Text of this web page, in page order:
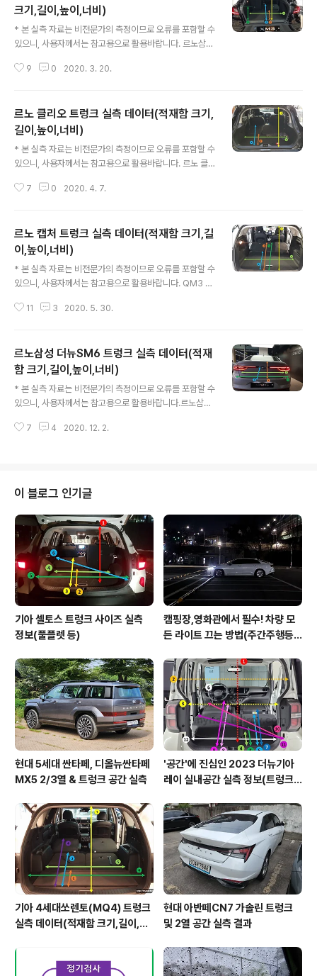
크기,길이,높이,너비)
* 본 실측 자료는 비전문가의 측정이므로 오류를 포함할 수
있으니, 사용자께서는 참고용으로 활용바랍니다. 르노삼성
래사진에 표시된 순서대로 나열되어 있습니다. 1. 르노삼성
3 트렁크 깊이 (풀플렛, 2열시트 폴딩) : 약 159cm 4. 르
노삼성 XM3 트렁크 너비 : 약 100cm 5. 르노삼성 XM3
트렁크 높이 (입구쪽, 가장 낮은 부분) : 약 30cm 6. 르노
삼성 XM3 트렁크 2단 적재함 깊이 : 약 15cm
9 0 2020. 3. 20.
르노 클리오 트렁크 실측 데이터(적재함 크기,
길이,높이,너비)
* 본 실측 자료는 비전문가의 측정이므로 오류를 포함할 수
있으니, 사용자께서는 참고용으로 활용바랍니다. 르노 클
래사진에 표시된 순서대로 나열되어 있습니다. 1. 르노 클
(2열 폴딩) : 122cm 4. 르노 클리오 트렁크 너비 : 100c
m
7 0 2020. 4. 7.
르노 캡처 트렁크 실측 데이터(적재함 크기,길
이,높이,너비)
* 본 실측 자료는 비전문가의 측정이므로 오류를 포함할 수
있으니, 사용자께서는 참고용으로 활용바랍니다. QM3 후
의 2열시트 슬라이딩이 가능한데아래에서 2열 폴딩한 상
함 크기,길이,높이,너비) 아래사진에 표시된 순서대로 나열
되어 있습니다. 1. 르노 캡처 트렁크 적재함 높이 ▼ : 63 c
m 2. 르노 캡처 트렁크 깊이 (순수 적재공간) ▼ : 67 cm
3. 르노 캡처 트렁크 트렁크 깊이 (2열 폴딩) ▼ : 130 cm
4. 르노 캡처 트렁크 너비 ▼ : 101 cm 5. 르노 캡처 트렁
크 하단 트레이 깊이 ▼ : 18 cm 6. 르노..
11 3 2020. 5. 30.
르노삼성 더뉴SM6 트렁크 실측 데이터(적재
함 크기,길이,높이,너비)
* 본 실측 자료는 비전문가의 측정이므로 오류를 포함할 수
있으니, 사용자께서는 참고용으로 활용바랍니다.르노삼성
니 트렁크를 열고 찍은 사진이 없어서 차량 외형으로 사진
열되어 있습니다. 1. 르노삼성 더뉴SM6 트렁크 높이 : 49
cm 2. 르노삼성 더뉴SM6 트렁크 깊이 : 120 cm 3. 르노
삼성 더뉴SM6 트렁크 너비 (휠하우스 내측) : 111 cm 4.
르노삼성 더뉴SM6 트렁크 너비 (외측 최대) : 148 cm
7 4 2020. 12. 2.
이 블로그 인기글
기아 셀토스 트렁크 사이즈 실측
정보(풀플렛 등)
캠핑장,영화관에서 필수! 차량 모
든 라이트 끄는 방법(주간주행등D
현대 5세대 싼타페, 디올뉴싼타페
MX5 2/3열 & 트렁크 공간 실측
'공간'에 진심인 2023 더뉴기아
레이 실내공간 실측 정보(트렁크,
기아 4세대쏘렌토(MQ4) 트렁크
실측 데이터(적재함 크기,길이,높
현대 아반떼CN7 가솔린 트렁크
및 2열 공간 실측 결과